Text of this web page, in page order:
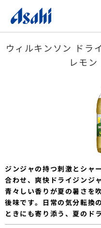
ウィルキンソン ドラ
レモ
ジンジャの持つ刺激とシャ
合わせ、爽快ドライジンジ
青々しい香りが夏の暑さを
後味です。日常の気分転換
ときにも寄り添う、夏のド